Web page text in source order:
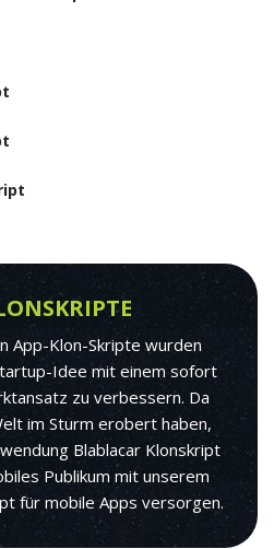
App-Klon-Skripte wurden
Idee mit einem sofort
zu verbessern. Da
im Sturm erobert haben,
Blablacar Klonskript
Publikum mit unserem
für mobile Apps versorgen.